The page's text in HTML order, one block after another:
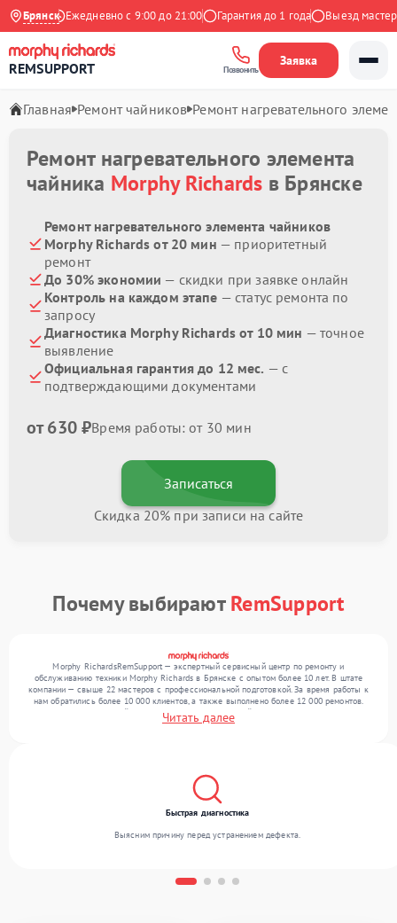
БрянскЕжедневно с 9:00 до 21:00 Гарантия до 1 года Выезд мастера
REMSUPPORT Позвонить
Заявка
Главная Ремонт чайников Ремонт нагревательного
Ремонт нагревательного элемента
чайника Morphy Richards в Брянске
Ремонт нагревательного элемента чайников
Morphy Richards от 20 мин — приоритетный
ремонт
До 30% экономии — скидки при заявке онлайн
Контроль на каждом этапе — статус ремонта по
запросу
Диагностика Morphy Richards от 10 мин — точное
выявление
Официальная гарантия до 12 мес. — с
подтверждающими документами
от 630 ₽Время работы: от 30 мин
Записаться
Скидка 20% при записи на сайте
Почему выбираютRemSupport
Morphy RichardsRemSupport — экспертный сервисный центр по ремонту и
обслуживанию техники Morphy Richards в Брянске с опытом более 10 лет. В штате
компании — свыше 22 мастеров с профессиональной подготовкой. За время работы к
нам обратились более 10 000 клиентов, а также выполнено более 12 000 ремонтов.
Ежемесячно в сервисный центр поступает от 300 устройств, включая , , . Мы работаем
с широким спектром неисправностей и поддерживаем высокий стандарт качества
Читать далее
Быстрая диагностика
Выясним причину перед устранением дефекта.